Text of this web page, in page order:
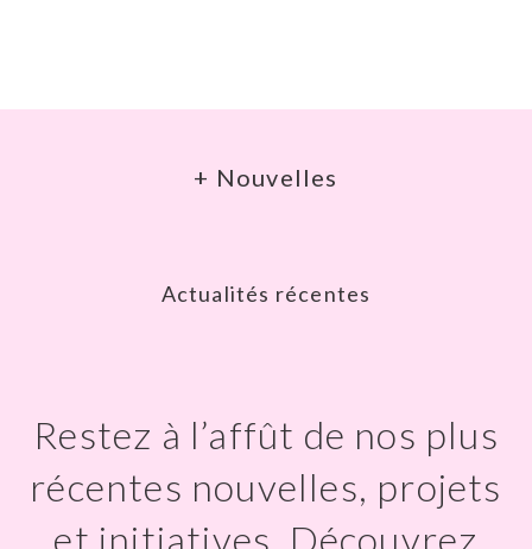
+ Nouvelles
Actualités récentes
Restez à l’affût de nos plus
récentes nouvelles, projets
et initiatives. Découvrez